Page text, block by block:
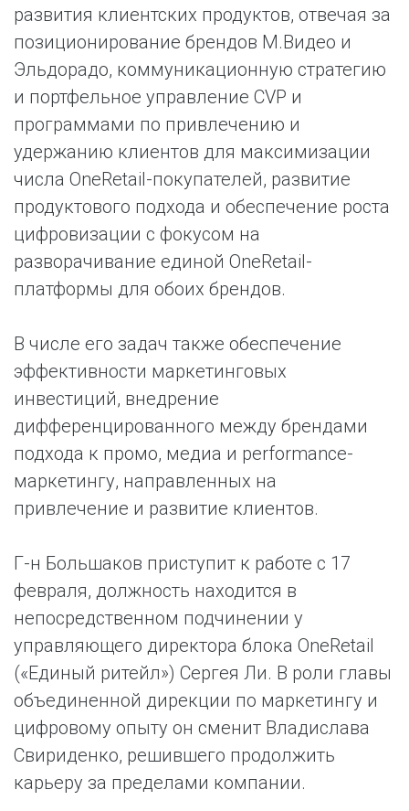
развития клиентских продуктов, отвечая за
позиционирование брендов М.Видео и
Эльдорадо, коммуникационную стратегию
и портфельное управление CVP и
программами по привлечению и
удержанию клиентов для максимизации
числа OneRetail-покупателей, развитие
продуктового подхода и обеспечение роста
цифровизации с фокусом на
разворачивание единой OneRetail-
платформы для обоих брендов.
В числе его задач также обеспечение
эффективности маркетинговых
инвестиций, внедрение
дифференцированного между брендами
подхода к промо, медиа и performance-
маркетингу, направленных на
привлечение и развитие клиентов.
Г-н Большаков приступит к работе с 17
февраля, должность находится в
непосредственном подчинении у
управляющего директора блока OneRetail
(«Единый ритейл») Сергея Ли. В роли главы
объединенной дирекции по маркетингу и
цифровому опыту он сменит Владислава
Свириденко, решившего продолжить
карьеру за пределами компании.